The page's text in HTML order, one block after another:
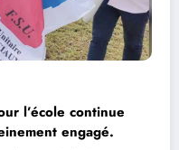
l’école continue
engagé.